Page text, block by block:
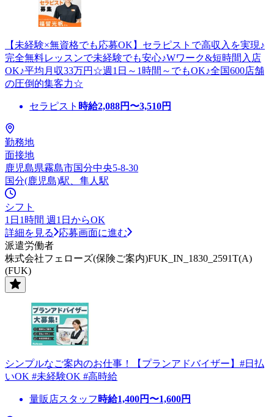
【未経験×無資格でも応募OK】セラピストで高収入を実現♪
完全無料レッスンで未経験でも安心♪Wワーク&短時間入店
OK♪平均月収33万円☆週1日～1時間～でもOK♪全国600店舗
の圧倒的集客力☆
セラピスト 時給2,088円〜3,510円
勤務地
面接地
鹿児島県霧島市国分中央5-8-30
国分(鹿児島)駅、隼人駅
シフト
1日1時間 週1日からOK
詳細を見る
応募画面に進む
派遣労働者
株式会社フェローズ(保険ご案内)FUK_IN_1830_2591T(A)
(FUK)
シンプルなご案内のお仕事！【プランアドバイザー】#日払
いOK #未経験OK #高時給
量販店スタッフ 時給1,400円〜1,600円